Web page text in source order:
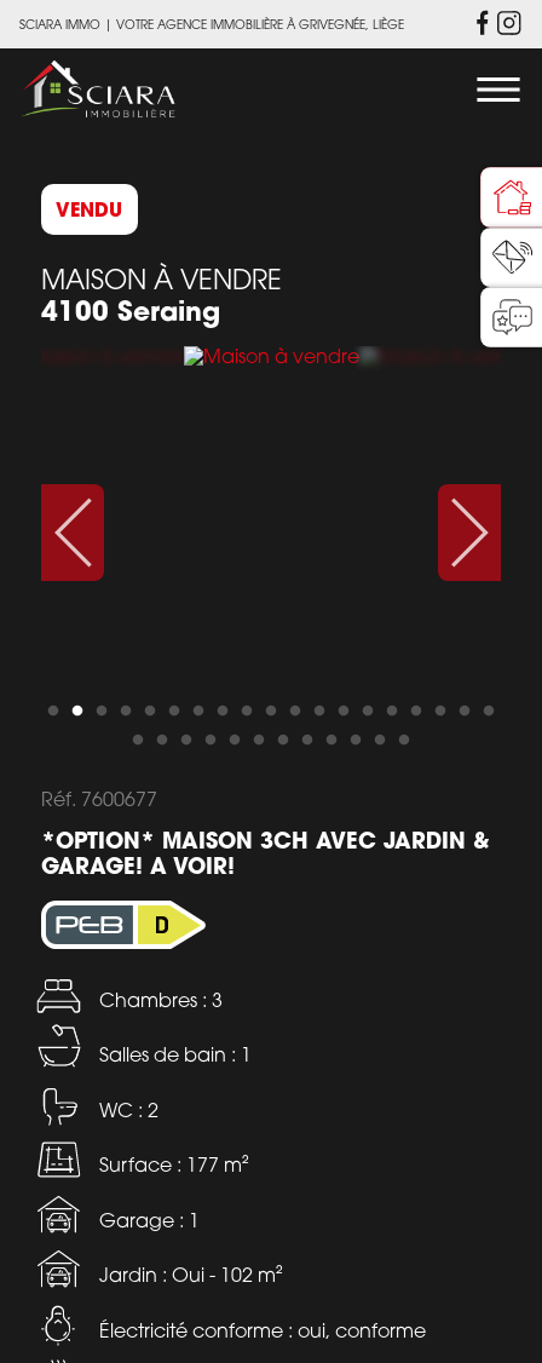
SCIARA IMMO | VOTRE AGENCE IMMOBILIÈRE À GRIVEGNÉE, LIÈGE
VENDU
MAISON À VENDRE
4100 Seraing
Réf. 7600677
*OPTION* MAISON 3CH AVEC JARDIN &
GARAGE! A VOIR!
Chambres : 3
Salles de bain : 1
WC : 2
Surface : 177 m²
Garage : 1
Jardin : Oui - 102 m²
Électricité conforme : oui, conforme